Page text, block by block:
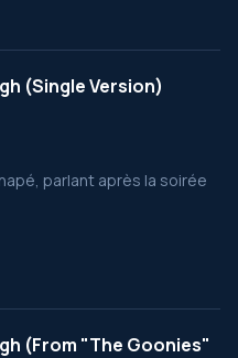
(Single Version)
parlant après la soirée
(From "The Goonies"